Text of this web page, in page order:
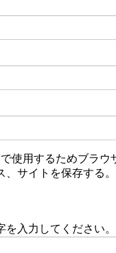
使用するためブラウ
サイトを保存する。
を入力してください。